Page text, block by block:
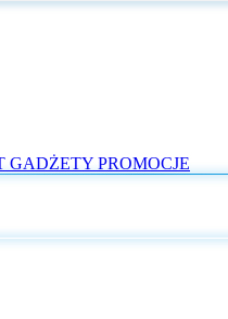
GADŻETY PROMOCJE